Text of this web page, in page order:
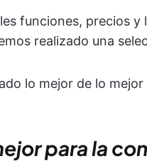
funciones, precios
realizado una
lo mejor de lo
para la